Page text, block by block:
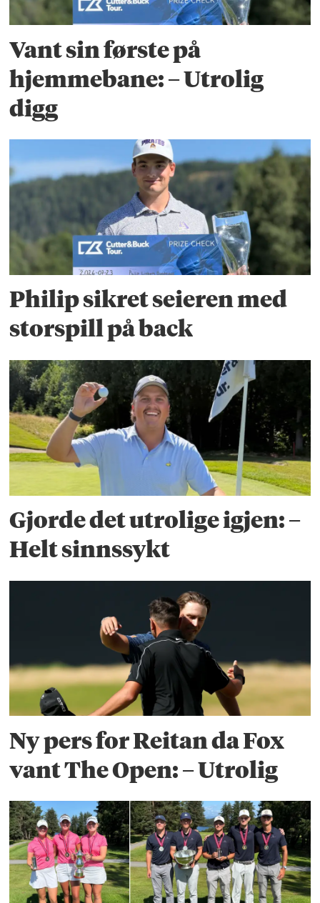
Vant sin første på
hjemmebane: – Utrolig
digg
Philip sikret seieren med
storspill på back
Gjorde det utrolige igjen: –
Helt sinnssykt
Ny pers for Reitan da Fox
vant The Open: – Utrolig